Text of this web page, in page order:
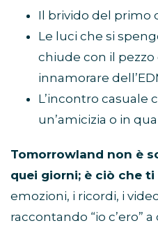
Il brivido del primo
Le luci che si
chiude con il
innamorare
L’incontro casuale
un’amicizia o in
Tomorrowland non è
quei giorni; è ciò che ti
emozioni, i ricordi, i
raccontando “io c’ero”